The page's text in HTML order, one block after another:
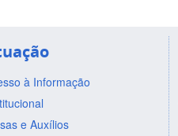
à Informação
e Auxílios